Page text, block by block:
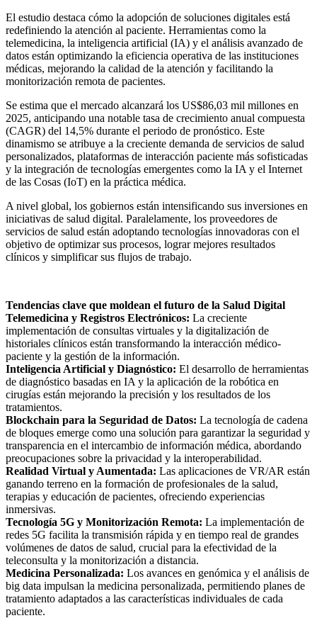
El estudio destaca cómo la adopción de soluciones digitales está
redefiniendo la atención al paciente. Herramientas como la
telemedicina, la inteligencia artificial (IA) y el análisis avanzado de
datos están optimizando la eficiencia operativa de las instituciones
médicas, mejorando la calidad de la atención y facilitando la
monitorización remota de pacientes.
Se estima que el mercado alcanzará los US$86,03 mil millones en
2025, anticipando una notable tasa de crecimiento anual compuesta
(CAGR) del 14,5% durante el periodo de pronóstico. Este
dinamismo se atribuye a la creciente demanda de servicios de salud
personalizados, plataformas de interacción paciente más sofisticadas
y la integración de tecnologías emergentes como la IA y el Internet
de las Cosas (IoT) en la práctica médica.
A nivel global, los gobiernos están intensificando sus inversiones en
iniciativas de salud digital. Paralelamente, los proveedores de
servicios de salud están adoptando tecnologías innovadoras con el
objetivo de optimizar sus procesos, lograr mejores resultados
clínicos y simplificar sus flujos de trabajo.
Tendencias clave que moldean el futuro de la Salud Digital
Telemedicina y Registros Electrónicos: La creciente
implementación de consultas virtuales y la digitalización de
historiales clínicos están transformando la interacción médico-
paciente y la gestión de la información.
Inteligencia Artificial y Diagnóstico: El desarrollo de herramientas
de diagnóstico basadas en IA y la aplicación de la robótica en
cirugías están mejorando la precisión y los resultados de los
tratamientos.
Blockchain para la Seguridad de Datos: La tecnología de cadena
de bloques emerge como una solución para garantizar la seguridad y
transparencia en el intercambio de información médica, abordando
preocupaciones sobre la privacidad y la interoperabilidad.
Realidad Virtual y Aumentada: Las aplicaciones de VR/AR están
ganando terreno en la formación de profesionales de la salud,
terapias y educación de pacientes, ofreciendo experiencias
inmersivas.
Tecnología 5G y Monitorización Remota: La implementación de
redes 5G facilita la transmisión rápida y en tiempo real de grandes
volúmenes de datos de salud, crucial para la efectividad de la
teleconsulta y la monitorización a distancia.
Medicina Personalizada: Los avances en genómica y el análisis de
big data impulsan la medicina personalizada, permitiendo planes de
tratamiento adaptados a las características individuales de cada
paciente.